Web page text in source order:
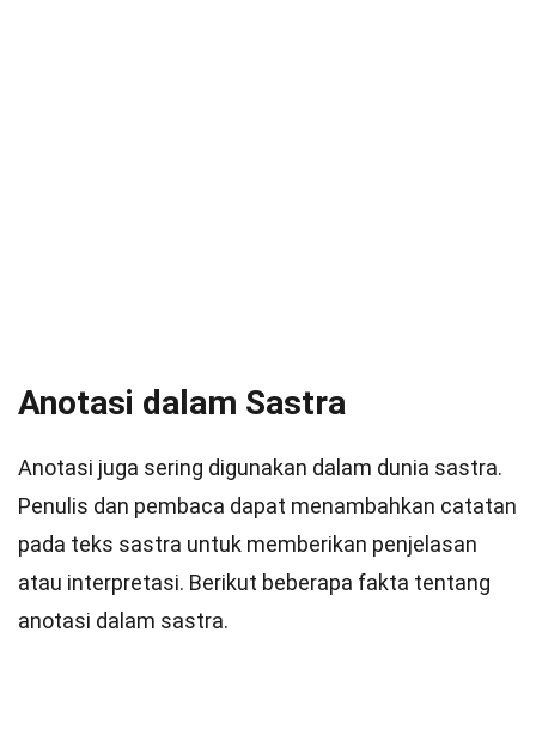
Anotasi dalam Sastra
Anotasi juga sering digunakan dalam dunia sastra.
Penulis dan pembaca dapat menambahkan catatan
pada teks sastra untuk memberikan penjelasan
atau interpretasi. Berikut beberapa fakta tentang
anotasi dalam sastra.